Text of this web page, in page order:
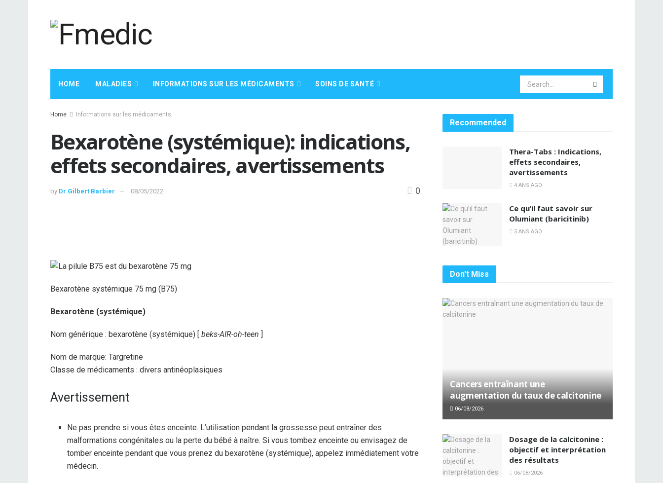
HOME MALADIES INFORMATIONS SUR LES MÉDICAMENTS SOINS DE SANTÉ
Home Informations sur les médicaments
Bexarotène (systémique): indications,
effets secondaires, avertissements
by Dr Gilbert Barbier 08/05/2022 0
Bexarotène systémique 75 mg (B75)
Bexarotène (systémique)
Nom générique : bexarotène (systémique) [ beks-AIR-oh-teen ]
Nom de marque: Targretine
Classe de médicaments : divers antinéoplasiques
Avertissement
Ne pas prendre si vous êtes enceinte. L’utilisation pendant la grossesse peut entraîner des
malformations congénitales ou la perte du bébé à naître. Si vous tombez enceinte ou envisagez de
tomber enceinte pendant que vous prenez du bexarotène (systémique), appelez immédiatement votre
médecin.
Recommended
Thera-Tabs : Indications,
effets secondaires,
avertissements
4 ANS AGO
Ce qu’il faut savoir sur
Olumiant (baricitinib)
5 ANS AGO
Don't Miss
Cancers entraînant une
augmentation du taux de calcitonine
06/08/2026
Dosage de la calcitonine :
objectif et interprétation
des résultats
06/08/2026